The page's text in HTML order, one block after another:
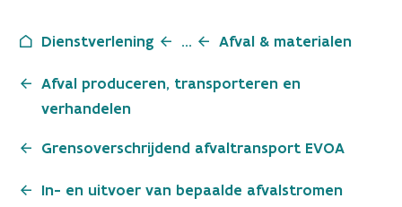
Dienstverlening ... Afval & materialen
Afval produceren, transporteren en
verhandelen
Grensoverschrijdend afvaltransport EVOA
In- en uitvoer van bepaalde afvalstromen